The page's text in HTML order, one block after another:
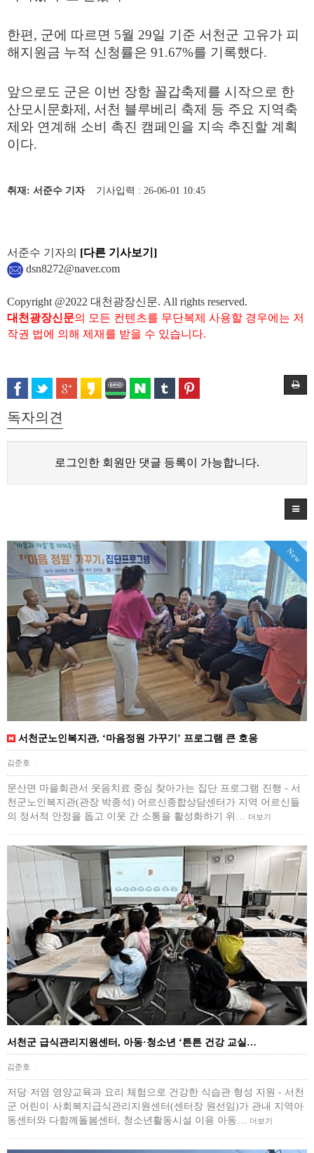
한편 , 군에 따르면 5월 29일 기준 서천군 고유가 피
해지원금 누적 신청률은 91.67%를 기록했다.
앞으로도 군은 이번 장항 꼴갑축제를 시작으로 한
산모시문화제 , 서천 블루베리 축제 등 주요 지역축
제와 연계해 소비 촉진 캠페인을 지속 추진할 계획
이다.
취재: 서준수 기자기사입력 : 26-06-01 10:45
서준수 기자의 [다른 기사보기]
dsn8272@naver.com
Copyright @2022 대천광장신문. All rights reserved.
대천광장신문의 모든 컨텐츠를 무단복제 사용할 경우에는 저
작권 법에 의해 제재를 받을 수 있습니다.
독자의견
로그인한 회원만 댓글 등록이 가능합니다.
New
서천군노인복지관, ‘마음정원 가꾸기’ 프로그램 큰 호응
김준호
문산면 마을회관서 웃음치료 중심 찾아가는 집단 프로그램 진행 - 서
천군노인복지관(관장 박종석) 어르신종합상담센터가 지역 어르신들
의 정서적 안정을 돕고 이웃 간 소통을 활성화하기 위…
더보기
서천군 급식관리지원센터, 아동·청소년 ‘튼튼 건강 교실…
김준호
저당·저염 영양교육과 요리 체험으로 건강한 식습관 형성 지원 - 서천
군 어린이·사회복지급식관리지원센터(센터장 원선임)가 관내 지역아
동센터와 다함께돌봄센터, 청소년활동시설 이용 아동… 더보기